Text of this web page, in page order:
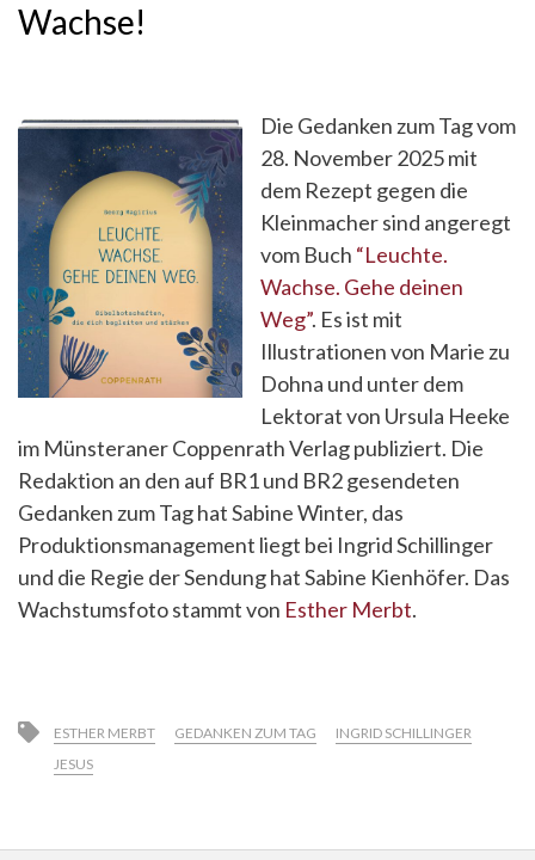
Wachse!
Die Gedanken zum Tag vom
28. November 2025 mit
dem Rezept gegen die
Kleinmacher sind angeregt
vom Buch “Leuchte.
Wachse. Gehe deinen
Weg”. Es ist mit
Illustrationen von Marie zu
Dohna und unter dem
Lektorat von Ursula Heeke
im Münsteraner Coppenrath Verlag publiziert. Die
Redaktion an den auf BR1 und BR2 gesendeten
Gedanken zum Tag hat Sabine Winter, das
Produktionsmanagement liegt bei Ingrid Schillinger
und die Regie der Sendung hat Sabine Kienhöfer. Das
Wachstumsfoto stammt von Esther Merbt.
ESTHER MERBT GEDANKEN ZUM TAG
INGRID SCHILLINGER
JESUS